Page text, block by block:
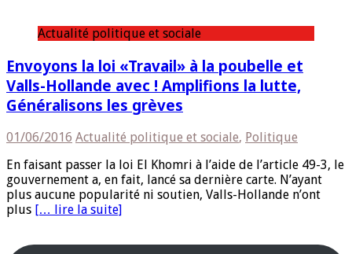
Actualité politique et sociale
Envoyons la loi «Travail» à la poubelle et
Valls-Hollande avec ! Amplifions la lutte,
Généralisons les grèves
01/06/2016 Actualité politique et sociale, Politique
En faisant passer la loi El Khomri à l’aide de l’article 49-3, le
gouvernement a, en fait, lancé sa dernière carte. N’ayant
plus aucune popularité ni soutien, Valls-Hollande n’ont
plus [… lire la suite]